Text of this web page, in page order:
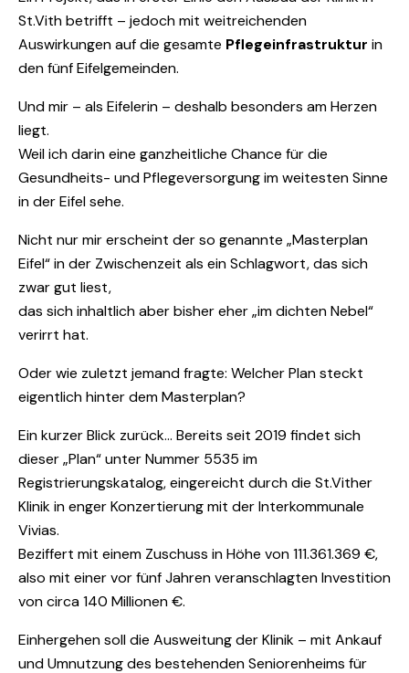
St.Vith betrifft – jedoch mit weitreichenden
Auswirkungen auf die gesamte Pflegeinfrastruktur in
den fünf Eifelgemeinden.
Und mir – als Eifelerin – deshalb besonders am Herzen
liegt.
Weil ich darin eine ganzheitliche Chance für die
Gesundheits- und Pflegeversorgung im weitesten Sinne
in der Eifel sehe.
Nicht nur mir erscheint der so genannte „Masterplan
Eifel“ in der Zwischenzeit als ein Schlagwort, das sich
zwar gut liest,
das sich inhaltlich aber bisher eher „im dichten Nebel“
verirrt hat.
Oder wie zuletzt jemand fragte: Welcher Plan steckt
eigentlich hinter dem Masterplan?
Ein kurzer Blick zurück… Bereits seit 2019 findet sich
dieser „Plan“ unter Nummer 5535 im
Registrierungskatalog, eingereicht durch die St.Vither
Klinik in enger Konzertierung mit der Interkommunale
Vivias.
Beziffert mit einem Zuschuss in Höhe von 111.361.369 €,
also mit einer vor fünf Jahren veranschlagten Investition
von circa 140 Millionen €.
Einhergehen soll die Ausweitung der Klinik – mit Ankauf
und Umnutzung des bestehenden Seniorenheims für